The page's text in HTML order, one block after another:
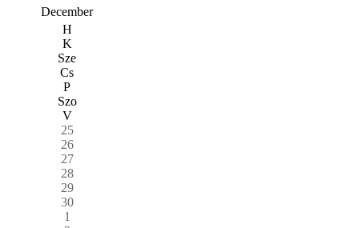
December
H
K
Sze
Cs
P
Szo
V
25
26
27
28
29
30
1